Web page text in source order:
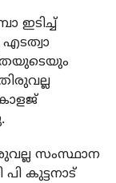
ഇടിച്ച്
സംസ്ഥാന
കുട്ടനാട്